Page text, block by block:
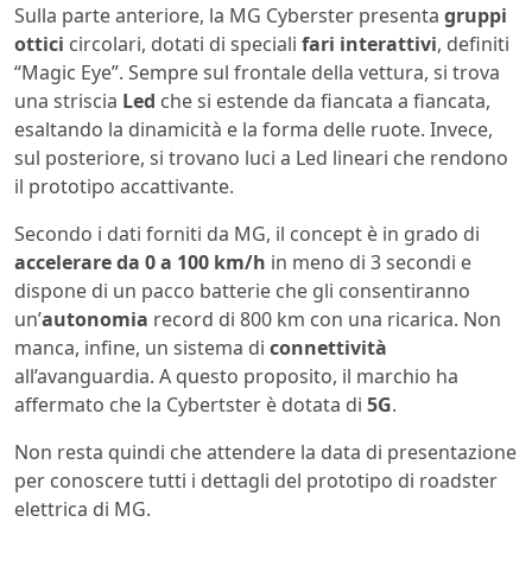
Sulla parte anteriore, la MG Cyberster presenta gruppi
ottici circolari, dotati di speciali fari interattivi, definiti
“Magic Eye”. Sempre sul frontale della vettura, si trova
una striscia Led che si estende da fiancata a fiancata,
esaltando la dinamicità e la forma delle ruote. Invece,
sul posteriore, si trovano luci a Led lineari che rendono
il prototipo accattivante.
Secondo i dati forniti da MG, il concept è in grado di
accelerare da 0 a 100 km/h in meno di 3 secondi e
dispone di un pacco batterie che gli consentiranno
un’autonomia record di 800 km con una ricarica. Non
manca, infine, un sistema di connettività
all’avanguardia. A questo proposito, il marchio ha
affermato che la Cybertster è dotata di 5G.
Non resta quindi che attendere la data di presentazione
per conoscere tutti i dettagli del prototipo di roadster
elettrica di MG.